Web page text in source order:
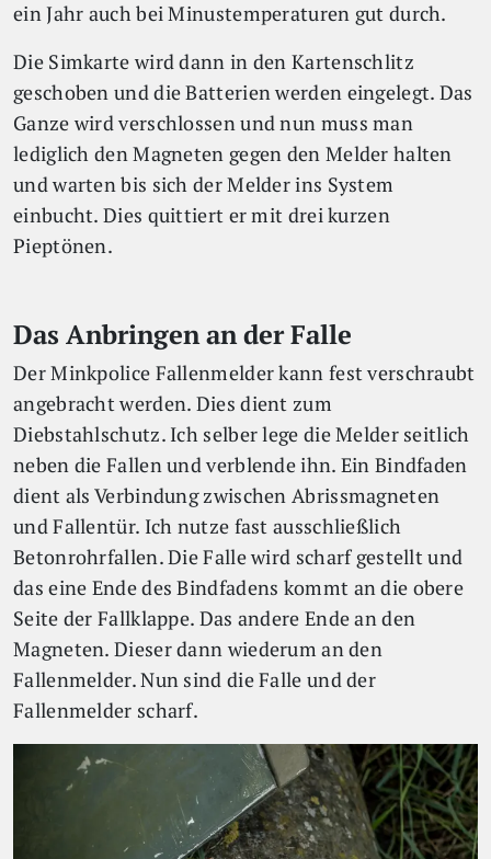
ein Jahr auch bei Minustemperaturen gut durch.
Die Simkarte wird dann in den Kartenschlitz
geschoben und die Batterien werden eingelegt. Das
Ganze wird verschlossen und nun muss man
lediglich den Magneten gegen den Melder halten
und warten bis sich der Melder ins System
einbucht. Dies quittiert er mit drei kurzen
Pieptönen.
Das Anbringen an der Falle
Der Minkpolice Fallenmelder kann fest verschraubt
angebracht werden. Dies dient zum
Diebstahlschutz. Ich selber lege die Melder seitlich
neben die Fallen und verblende ihn. Ein Bindfaden
dient als Verbindung zwischen Abrissmagneten
und Fallentür. Ich nutze fast ausschließlich
Betonrohrfallen. Die Falle wird scharf gestellt und
das eine Ende des Bindfadens kommt an die obere
Seite der Fallklappe. Das andere Ende an den
Magneten. Dieser dann wiederum an den
Fallenmelder. Nun sind die Falle und der
Fallenmelder scharf.